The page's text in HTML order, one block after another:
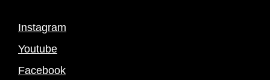
Instagram
Youtube
Facebook